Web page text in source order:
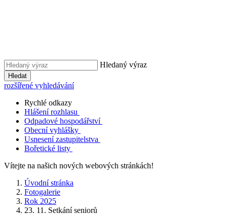
Hledaný výraz
Hledat
rozšířené vyhledávání
Rychlé odkazy
Hlášení rozhlasu
Odpadové hospodářství
Obecní vyhlášky
Usnesení zastupitelstva
Bořetické listy
Vítejte na našich nových webových stránkách!
Úvodní stránka
Fotogalerie
Rok 2025
23. 11. Setkání seniorů